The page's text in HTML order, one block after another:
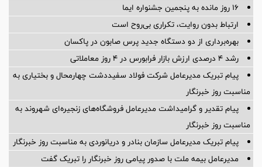
16 روز مانده به پنجمین جشنواره ایما
ارتباط بدون روایت، تکراری بی‌روح است
بهره‌برداری از دو دستگاه جدید پرس صابون در پاكسان
رشد ۴ درصدی ارزش بازار فرابورس در ۴ روز معاملاتی
پیام تبریک مدیرعامل شرکت فولاد سفیددشت چهارمحال و بختیاری به
مناسبت روز خبرنگار
پیام تقدیر و گرامیداشت مدیرعامل فروشگاه‌های زنجیره‌ای شهروند به
مناسبت روز خبرنگار
پیام تبریک مدیرعامل سازمان بنادر و دریانوردی به مناسبت روز خبرنگار
مدیرعامل بیمه ملت با صدور پیامی روز خبرنگار را تبریک گفت